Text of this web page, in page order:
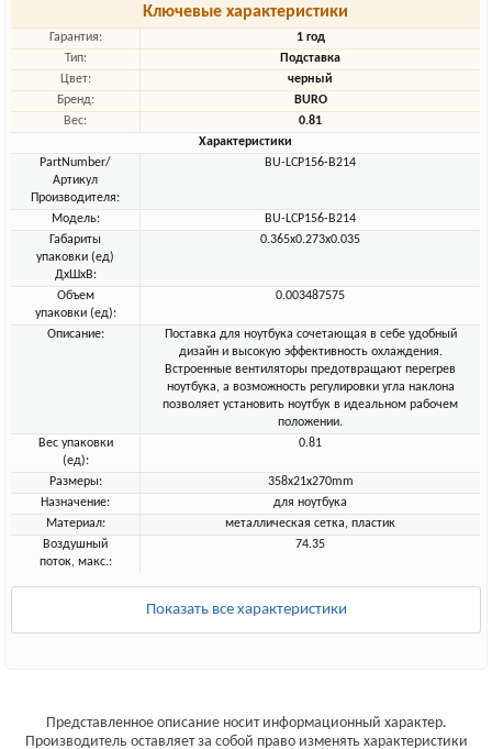
Ключевые характеристики
Гарантия:
1 год
Тип:
Подставка
Цвет:
черный
Бренд:
BURO
Вес:
0.81
Характеристики
PartNumber/
Артикул
Производителя:
BU-LCP156-B214
Модель:
BU-LCP156-B214
Габариты
упаковки (ед)
ДхШхВ:
0.365x0.273x0.035
Объем
упаковки (ед):
0.003487575
Описание:
Поставка для ноутбука сочетающая в себе удобный
дизайн и высокую эффективность охлаждения.
Встроенные вентиляторы предотвращают перегрев
ноутбука, а возможность регулировки угла наклона
позволяет установить ноутбук в идеальном рабочем
положении.
Вес упаковки
(ед):
0.81
Размеры:
358x21x270mm
Назначение:
для ноутбука
Материал:
металлическая сетка, пластик
Воздушный
поток, макс.:
74.35
Показать все характеристики
Представленное описание носит информационный характер.
Производитель оставляет за собой право изменять характеристики